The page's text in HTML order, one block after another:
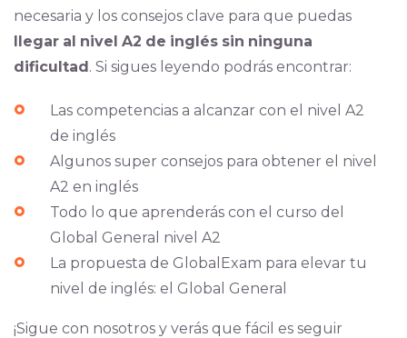
necesaria y los consejos clave para que puedas
llegar al nivel A2 de inglés sin ninguna
dificultad. Si sigues leyendo podrás encontrar:
Las competencias a alcanzar con el nivel A2
de inglés
Algunos super consejos para obtener el nivel
A2 en inglés
Todo lo que aprenderás con el curso del
Global General nivel A2
La propuesta de GlobalExam para elevar tu
nivel de inglés: el Global General
¡Sigue con nosotros y verás que fácil es seguir